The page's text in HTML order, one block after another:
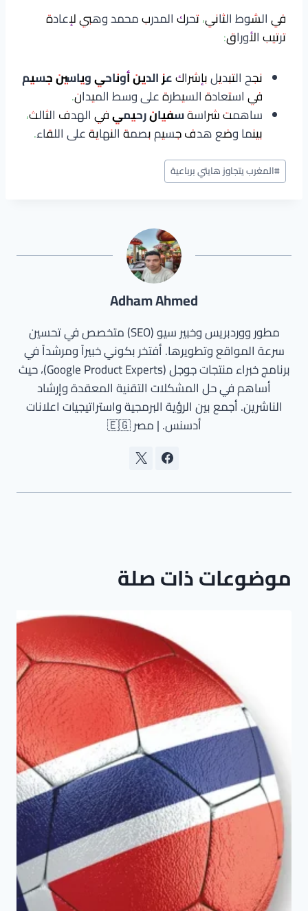
في الشوط الثاني، تحرك المدرب محمد وهبي لإعادة
ترتيب الأوراق:
نجح التبديل بإشراكعز الدين أوناحي وياسين جسيم
في استعادة السيطرة على وسط الميدان.
ساهمت شراسةسفيان رحيميفي الهدف الثالث،
بينما وضع هدف جسيم بصمة النهاية على اللقاء.
وسوم
المقال:
#المغرب يتجاوز هايتي برباعية
Adham Ahmed
مطور ووردبريس وخبير سيو (SEO) متخصص في تحسين
سرعة المواقع وتطويرها. أفتخر بكوني خبيراً ومرشداً في
برنامج خبراء منتجات جوجل (Google Product Experts)، حيث
أساهم في حل المشكلات التقنية المعقدة وإرشاد
الناشرين. أجمع بين الرؤية البرمجية واستراتيجيات اعلانات
أدسنس. | مصر 🇪🇬
موضوعات ذات صلة